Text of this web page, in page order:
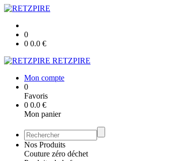
0
0 0.0 €
RETZPIRE
Mon compte
0
Favoris
0 0.0 €
Mon panier
Nos Produits
Couture zéro déchet